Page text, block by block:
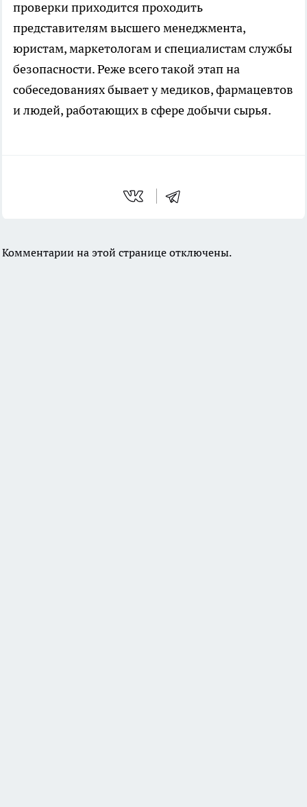
проверки приходится проходить
представителям высшего менеджмента,
юристам, маркетологам и специалистам службы
безопасности. Реже всего такой этап на
собеседованиях бывает у медиков, фармацевтов
и людей, работающих в сфере добычи сырья.
Комментарии на этой странице отключены.